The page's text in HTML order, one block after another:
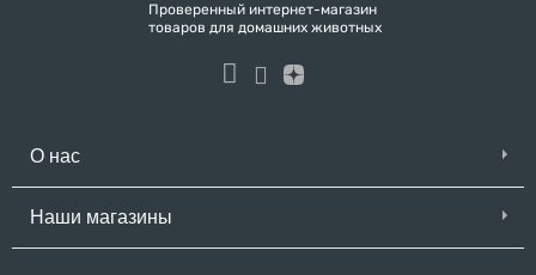
Проверенный интернет-магазин
товаров для домашних животных
О нас
Наши магазины